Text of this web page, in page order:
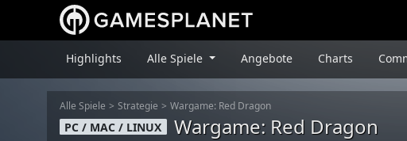
Highlights Alle Spiele Angebote Charts
Alle Spiele Strategie Wargame: Red Dragon
PC / MAC / LINUX Wargame: Red Dragon